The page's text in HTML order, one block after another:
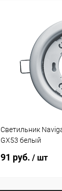
Светильник
GX53 белый
91 руб. / шт